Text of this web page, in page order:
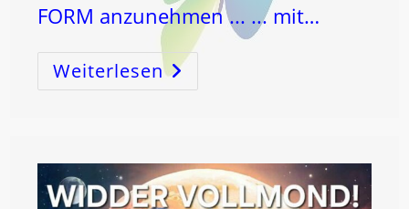
FORM anzunehmen ... ... mit…
WeiterlesenNEUMOND
IM
WIDDER!